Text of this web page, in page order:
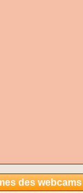
des webcams